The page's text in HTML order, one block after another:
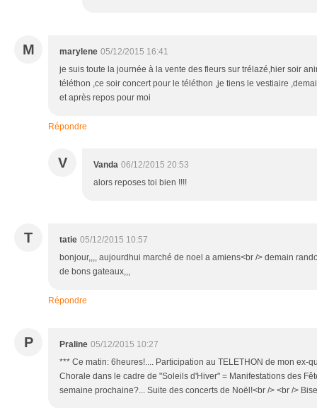
M marylene 05/12/2015 16:41
je suis toute la journée à la vente des fleurs sur trélazé,hier soir
téléthon ,ce soir concert pour le téléthon ,je tiens le vestiaire
et après repos pour moi
Répondre
V Vanda 06/12/2015 20:53
alors reposes toi bien !!!!
T tatie 05/12/2015 10:57
bonjour,,,, aujourdhui marché de noel a amiens<br /> demain
de bons gateaux,,,
Répondre
P Praline 05/12/2015 10:27
*** Ce matin: 6heures!.... Participation au TELETHON de mon ex-
Chorale dans le cadre de "Soleils d'Hiver" = Manifestations des
semaine prochaine?... Suite des concerts de Noël!<br /> <br />